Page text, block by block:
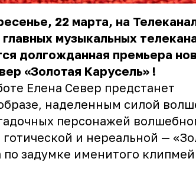
22 марта, на
главных музыкальных
долгожданная премьера
«Золотая Карусель» !
Елена Север предстанет
наделенным силой
персонажей
и нереальной —
по задумке именитого